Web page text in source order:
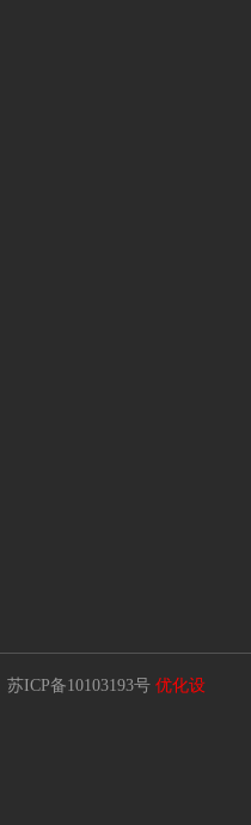
苏ICP备10103193号 优化设